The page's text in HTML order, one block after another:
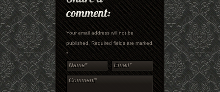
Your email address will not be
published. Required fields are marked
*